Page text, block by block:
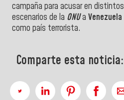
campaña para acusar en distintos
escenarios de la ONUa Venezuela
como país terrorista.
Comparte esta noticia: